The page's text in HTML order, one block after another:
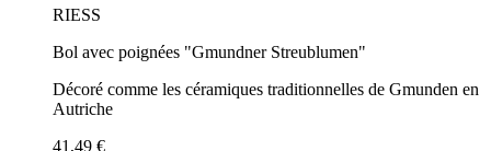
RIESS
Bol avec poignées "Gmundner Streublumen"
Décoré comme les céramiques traditionnelles de Gmunden en
Autriche
41,49 €